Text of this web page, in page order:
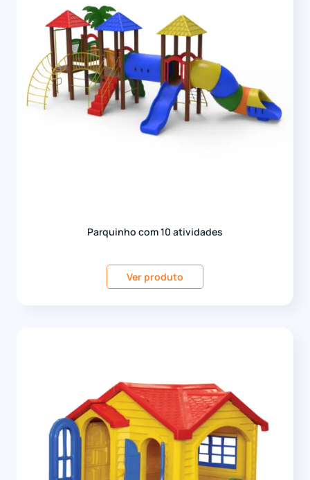
Parquinho com 10 atividades
Ver produto